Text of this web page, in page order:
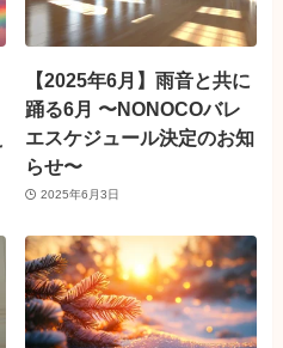
【2025年6月】雨音と共に
踊る6月 〜NONOCOバレ
エスケジュール決定のお知
らせ〜
2025年6月3日